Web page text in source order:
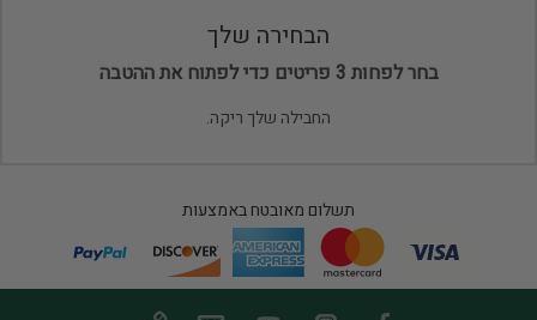
הבחירה שלך
בחר לפחות 3 פריטים כדי לפתוח את ההטבה
החבילה שלך ריקה.
תשלום מאובטח באמצעות